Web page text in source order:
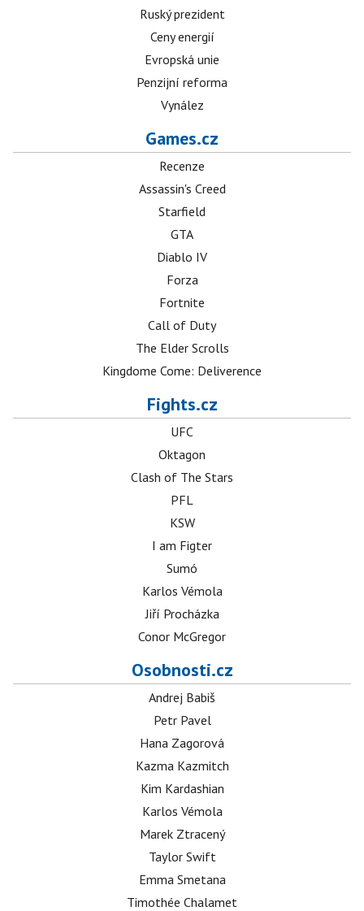
Ruský prezident
Ceny energií
Evropská unie
Penzijní reforma
Vynález
Games.cz
Recenze
Assassin's Creed
Starfield
GTA
Diablo IV
Forza
Fortnite
Call of Duty
The Elder Scrolls
Kingdome Come: Deliverence
Fights.cz
UFC
Oktagon
Clash of The Stars
PFL
KSW
I am Figter
Sumó
Karlos Vémola
Jiří Procházka
Conor McGregor
Osobnosti.cz
Andrej Babiš
Petr Pavel
Hana Zagorová
Kazma Kazmitch
Kim Kardashian
Karlos Vémola
Marek Ztracený
Taylor Swift
Emma Smetana
Timothée Chalamet